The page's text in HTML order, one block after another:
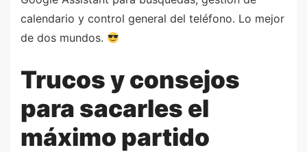
calendario y control general del teléfono. Lo mejor
de dos mundos.
Trucos y consejos
para sacarles el
máximo partido